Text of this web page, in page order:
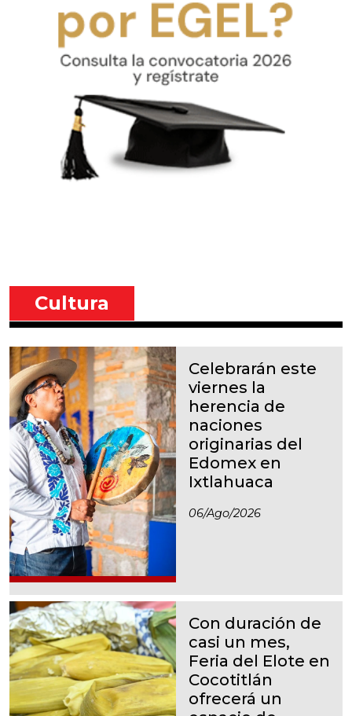
Cultura
Celebrarán este
viernes la
herencia de
naciones
originarias del
Edomex en
Ixtlahuaca
06/ago/2026
Con duración de
casi un mes,
Feria del Elote en
Cocotitlán
ofrecerá un